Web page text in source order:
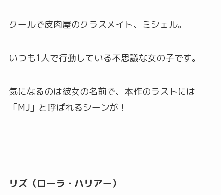
クールで皮肉屋のクラスメイト、ミシェル。
いつも1人で行動している不思議な女の子です。
気になるのは彼女の名前で、本作のラストには
「MJ」と呼ばれるシーンが！
リズ（ローラ・ハリアー）